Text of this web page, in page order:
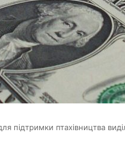
підтримки птахівництва